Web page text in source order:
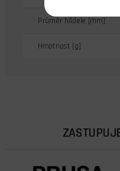
Průměr hřídele [mm]
Hmotnost [g]